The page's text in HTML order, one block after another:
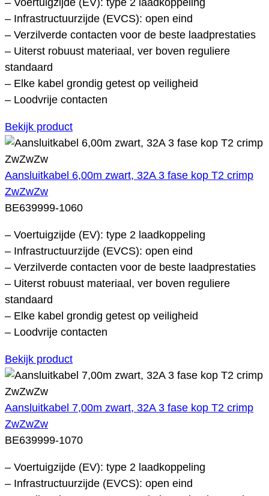
– Voertuigzijde (EV): type 2 laadkoppeling
– Infrastructuurzijde (EVCS): open eind
– Verzilverde contacten voor de beste laadprestaties
– Uiterst robuust materiaal, ver boven reguliere
standaard
– Elke kabel grondig getest op veiligheid
– Loodvrije contacten
Bekijk product
Aansluitkabel 6,00m zwart, 32A 3 fase kop T2 crimp
ZwZwZw
BE639999-1060
– Voertuigzijde (EV): type 2 laadkoppeling
– Infrastructuurzijde (EVCS): open eind
– Verzilverde contacten voor de beste laadprestaties
– Uiterst robuust materiaal, ver boven reguliere
standaard
– Elke kabel grondig getest op veiligheid
– Loodvrije contacten
Bekijk product
Aansluitkabel 7,00m zwart, 32A 3 fase kop T2 crimp
ZwZwZw
BE639999-1070
– Voertuigzijde (EV): type 2 laadkoppeling
– Infrastructuurzijde (EVCS): open eind